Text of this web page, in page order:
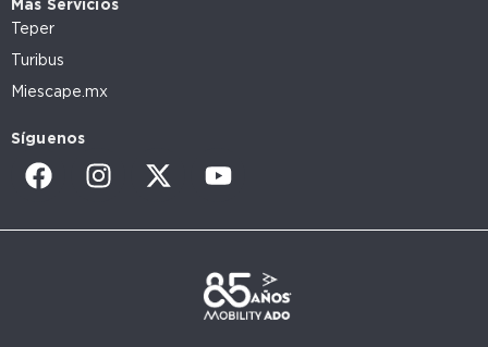
Más Servicios
Teper
Turibus
Miescape.mx
Síguenos